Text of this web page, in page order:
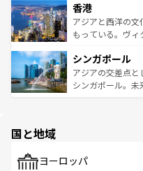
とつ。フォーやバ
ひ現地で味わい
が旅行者を迎えて
参照してほしい。
の活気が交差して
帯で自然と触れ
いビーチでリゾー
激する。気候は一
が待っている。
た文化、そして多
香港
アジアと西洋の
もっている。ヴィ
み、どこを訪れて
ており、効率よ
うな絶景から文化
シンガポール
アジアの交差点
シンガポール。未
で、ホーカーズは
国と地域
ヨーロッパ